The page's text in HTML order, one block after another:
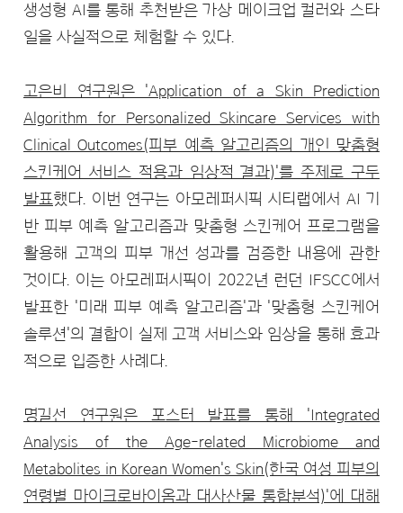
생성형 AI를 통해 추천받은 가상 메이크업 컬러와 스타
일을 사실적으로 체험할 수 있다.
고은비 연구원은 'Application of a Skin Prediction
Algorithm for Personalized Skincare Services with
Clinical Outcomes(피부 예측 알고리즘의 개인 맞춤형
스킨케어 서비스 적용과 임상적 결과)'를 주제로 구두
발표했다. 이번 연구는 아모레퍼시픽 시티랩에서 AI 기
반 피부 예측 알고리즘과 맞춤형 스킨케어 프로그램을
활용해 고객의 피부 개선 성과를 검증한 내용에 관한
것이다. 이는 아모레퍼시픽이 2022년 런던 IFSCC에서
발표한 '미래 피부 예측 알고리즘'과 '맞춤형 스킨케어
솔루션'의 결합이 실제 고객 서비스와 임상을 통해 효과
적으로 입증한 사례다.
명길선 연구원은 포스터 발표를 통해 'Integrated
Analysis of the Age-related Microbiome and
Metabolites in Korean Women's Skin(한국 여성 피부의
연령별 마이크로바이옴과 대사산물 통합분석)'에 대해